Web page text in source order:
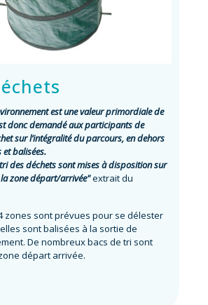
est une valeur primordiale de
donc demandé aux participants de
sur l’intégralité du parcours, en dehors
et balisées.
des déchets sont mises à disposition sur
zone départ/arrivée"extrait du
zones sont prévues pour se délester
sont balisées à la sortie de
De nombreux bacs de tri sont
départ arrivée.